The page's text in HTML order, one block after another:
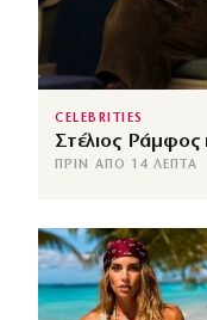
CELEBRITIES
Στέλιος Ράμφος
ΠΡΙΝ ΑΠΌ 14 ΛΕΠΤΆ